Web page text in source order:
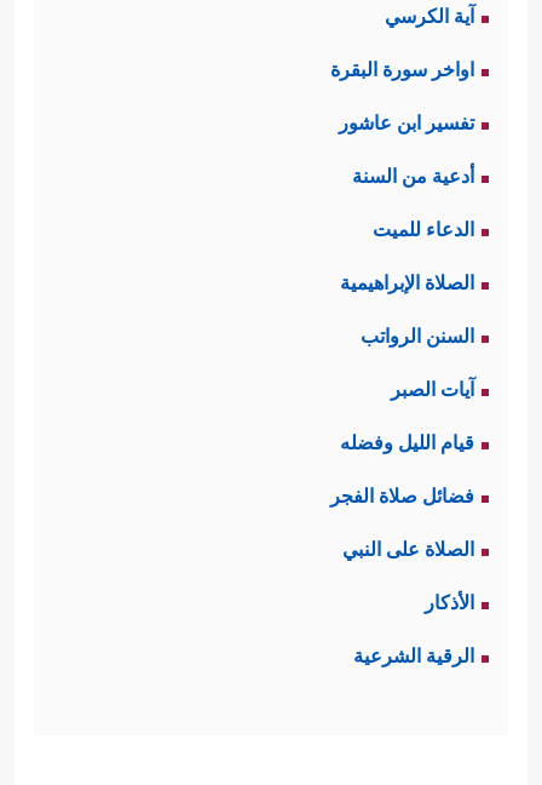
آية الكرسي
اواخر سورة البقرة
تفسير ابن عاشور
أدعية من السنة
الدعاء للميت
الصلاة الإبراهيمية
السنن الرواتب
آيات الصبر
قيام الليل وفضله
فضائل صلاة الفجر
الصلاة على النبي
الأذكار
الرقية الشرعية